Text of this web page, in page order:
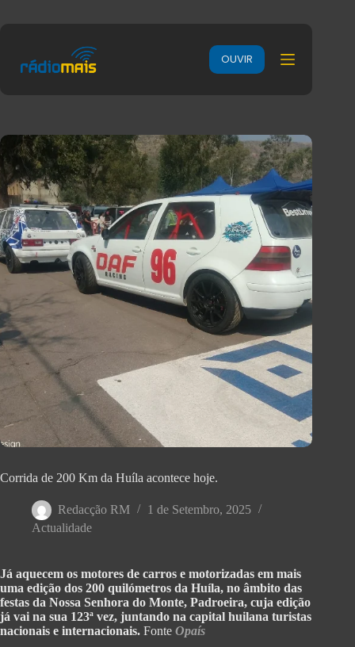
OUVIR
Corrida de 200 Km da Huíla acontece hoje.
Redacção RM
1 de Setembro, 2025
Actualidade
Já aquecem os motores de carros e motorizadas em mais
uma edição dos 200 quilómetros da Huíla, no âmbito das
festas da Nossa Senhora do Monte, Padroeira, cuja edição
já vai na sua 123ª vez, juntando na capital huilana turistas
nacionais e internacionais. Fonte Opaís